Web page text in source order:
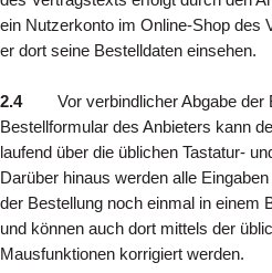
ein Nutzerkonto im Online-Shop des
er dort seine Bestelldaten einsehen.
2.4Vor verbindlicher Abgabe der
Bestellformular des Anbieters kann
laufend über die üblichen Tastatur-
Darüber hinaus werden alle
der Bestellung noch einmal in einem
und können auch dort mittels der
Mausfunktionen korrigiert werden.